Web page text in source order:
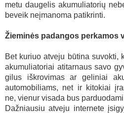
metu daugelis akumuliatorių
beveik neįmanoma patikrinti.
Žieminės padangos perkamos
Bet kuriuo atveju būtina suvokti,
akumuliatoriai atitarnaus savo
gilus iškrovimas ar geliniai
automobiliams, net ir kitokiai
ne, vienur visada bus
Dažniausiu atveju internete